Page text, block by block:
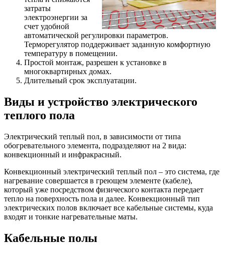
затраты
электроэнергии за
счет удобной
автоматической регулировки параметров.
Терморегулятор поддерживает заданную комфортную
температуру в помещении.
Простой монтаж, разрешен к установке в
многоквартирных домах.
Длительный срок эксплуатации.
Виды и устройство электрического
теплого пола
Электрический теплый пол, в зависимости от типа
обогревательного элемента, подразделяют на 2 вида:
конвекционный и инфракрасный.
Конвекционный электрический теплый пол – это система, где
нагревание совершается в греющем элементе (кабеле),
который уже посредством физического контакта передает
тепло на поверхность пола и далее. Конвекционный тип
электрических полов включает все кабельные системы, куда
входят и тонкие нагревательные маты.
Кабельные полы